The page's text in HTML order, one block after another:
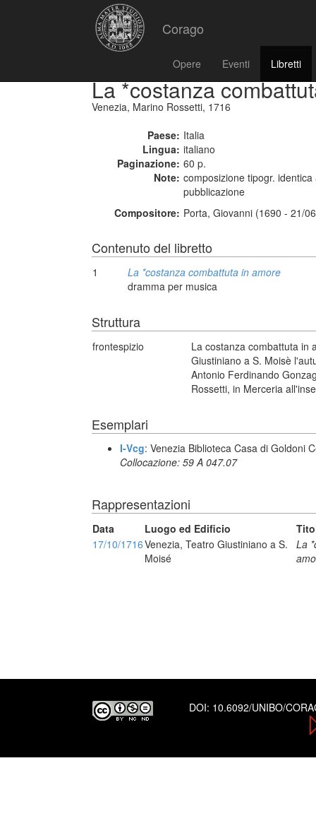
Corago
Opere Eventi Libretti
La *costanza
Venezia, Marino Rossetti, 1716
Paese: Italia
Lingua: italiano
Paginazione: 60 p.
Note: composizione tipogr.
pubblicazione
Compositore: Porta, Giovanni (1690 - 21/
Contenuto del libretto
1
La *costanza combattuta in amore
dramma per musica
Struttura
frontespizio
La costanza combattuta in
Giustiniano a S. Moisè
Antonio Ferdinando
Rossetti, in Merceria
Esemplari
I-Vcg: Venezia Biblioteca Casa di Goldoni
Collocazione: 59 A 047.07
Rappresentazioni
Data Luogo ed Edificio
17/10/1716Venezia, Teatro Giustiniano a S.
Moisé
La
DOI: 10.6092/UNIBO/